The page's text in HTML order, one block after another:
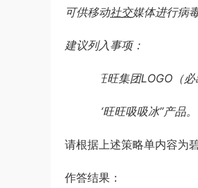
可供移动社交媒体进行病
建议列入事项：
旺旺集团LOGO（必
“旺旺吸吸冰”产品。
请根据上述策略单内容为
作答结果：